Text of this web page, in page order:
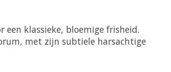
klassieke, bloemige frisheid.
met zijn subtiele harsachtige